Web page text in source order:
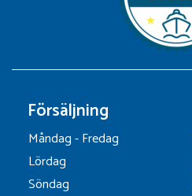
Försäljning
Måndag - Fredag
Lördag
Söndag